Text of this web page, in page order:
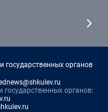
государственных органов
органов: